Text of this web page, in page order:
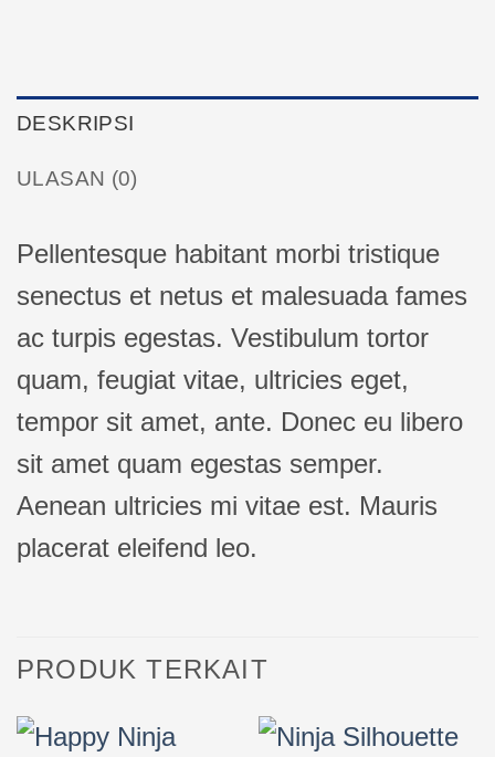
DESKRIPSI
ULASAN (0)
Pellentesque habitant morbi tristique
senectus et netus et malesuada fames
ac turpis egestas. Vestibulum tortor
quam, feugiat vitae, ultricies eget,
tempor sit amet, ante. Donec eu libero
sit amet quam egestas semper.
Aenean ultricies mi vitae est. Mauris
placerat eleifend leo.
PRODUK TERKAIT